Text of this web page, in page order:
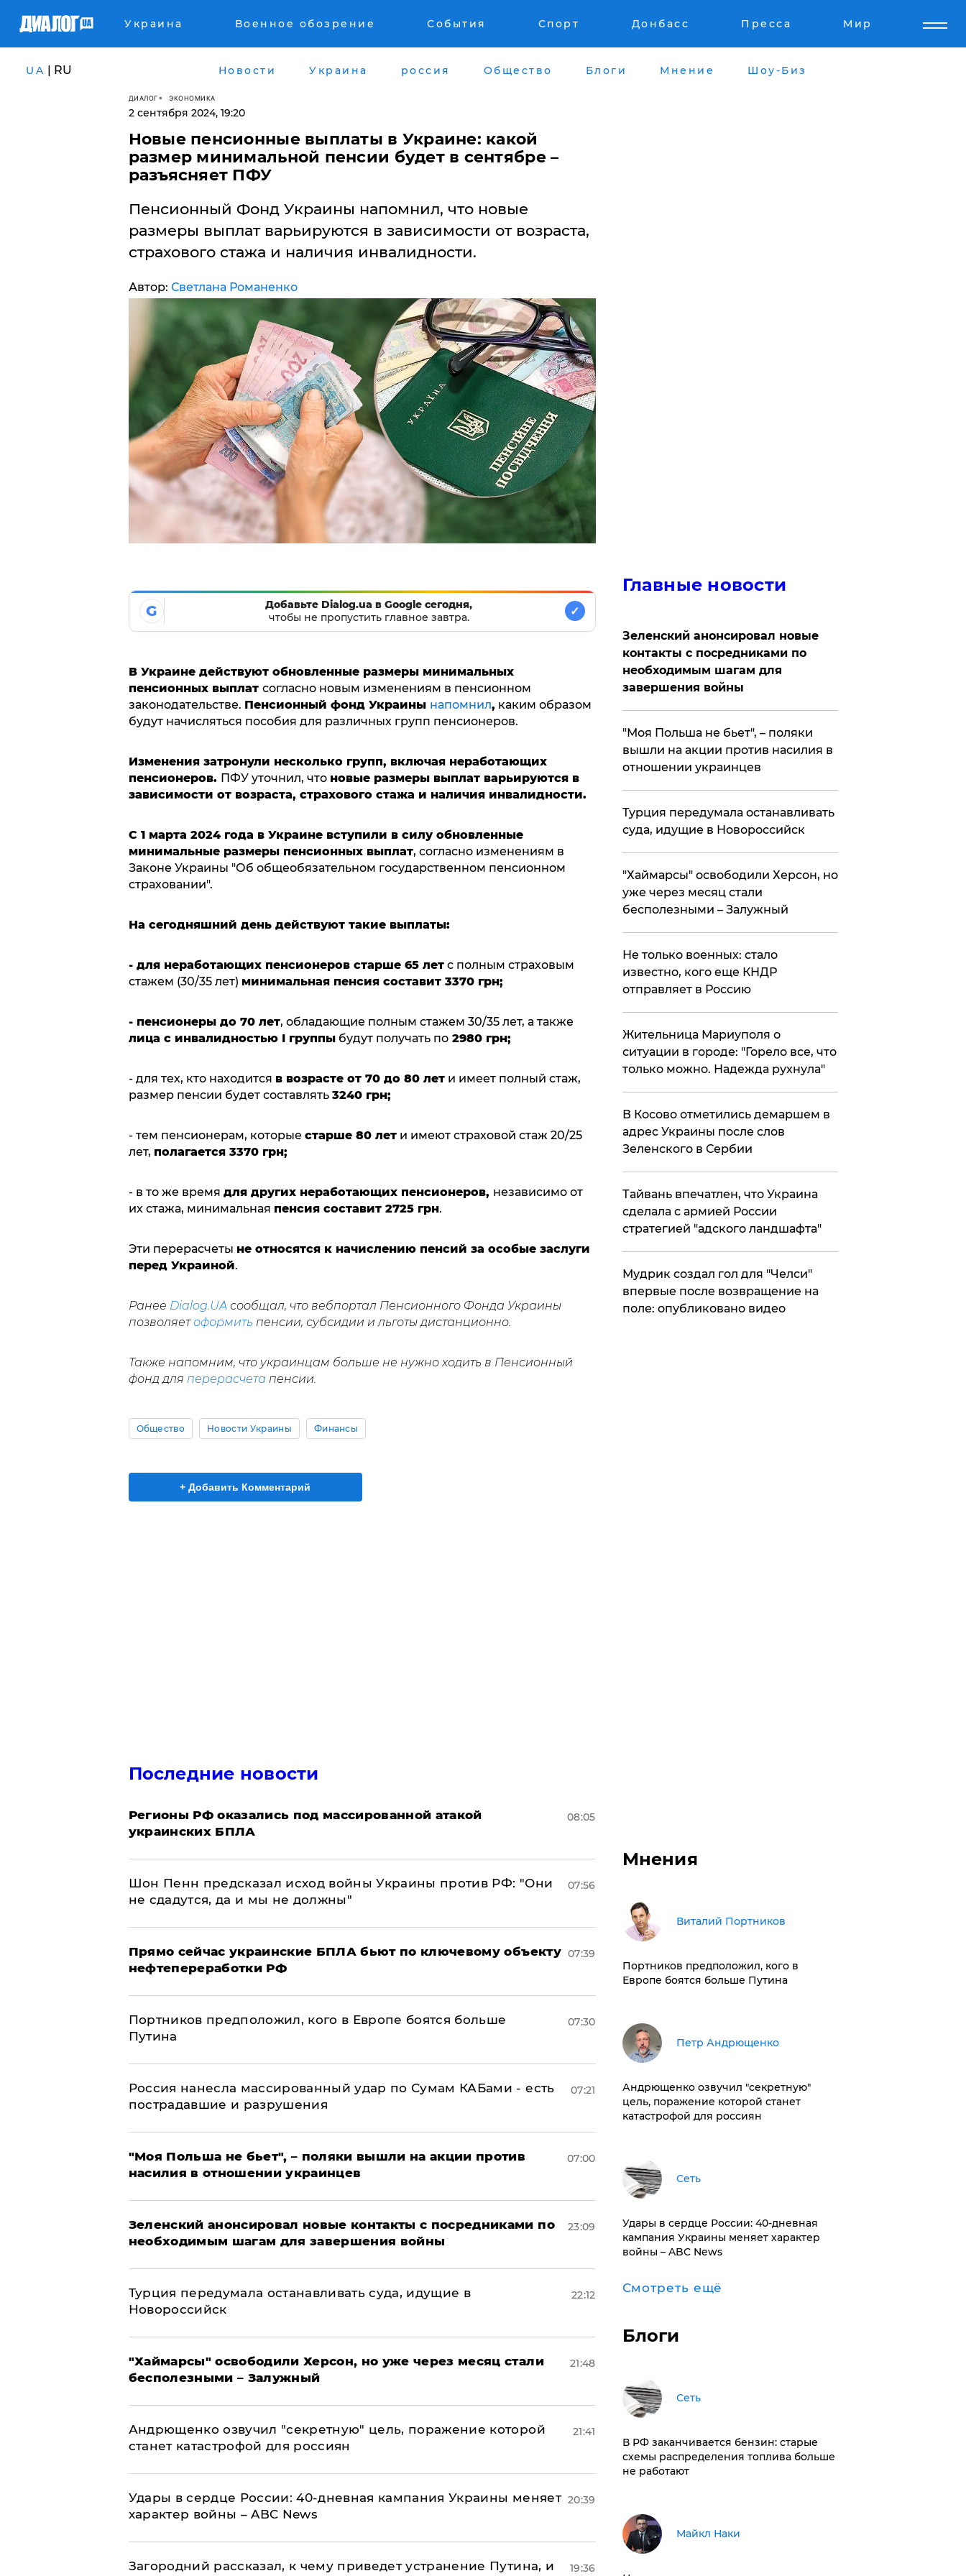
Украина Военное обозрение События Спорт Донбасс Пресса Мир
UA | RU Новости Украина россия Общество Блоги Мнение Шоу-Биз
ДИАЛОГ ЭКОНОМИКА
2 сентября 2024, 19:20
Новые пенсионные выплаты в Украине: какой
размер минимальной пенсии будет в сентябре –
разъясняет ПФУ
Пенсионный Фонд Украины напомнил, что новые
размеры выплат варьируются в зависимости от возраста,
страхового стажа и наличия инвалидности.
Автор: Светлана Романенко
G
Добавьте Dialog.ua в Google сегодня,
чтобы не пропустить главное завтра.
✓
ВУкраине действуют обновленные размеры минимальных
пенсионных выплат согласно новым изменениям в пенсионном
законодательстве. Пенсионный фонд Украины напомнил, каким образом
будут начисляться пособия для различных групп пенсионеров.
Изменения затронули несколько групп, включая неработающих
пенсионеров. ПФУ уточнил, что новые размеры выплат варьируются в
зависимости от возраста, страхового стажа и наличия инвалидности.
С 1 марта 2024 года в Украине вступили в силу обновленные
минимальные размеры пенсионных выплат, согласно изменениям в
Законе Украины "Об общеобязательном государственном пенсионном
страховании".
На сегодняшний день действуют такие выплаты:
- для неработающих пенсионеров старше 65 летс полным страховым
стажем (30/35 лет) минимальная пенсия составит 3370 грн;
- пенсионеры до 70 лет, обладающие полным стажем 30/35 лет, а также
лица с инвалидностью I группыбудут получать по2980 грн;
- для тех, кто находится в возрасте от 70 до 80 лети имеет полный стаж,
размер пенсии будет составлять 3240 грн;
- тем пенсионерам, которые старше 80 лети имеют страховой стаж 20/25
лет, полагается 3370 грн;
- в то же время для других неработающих пенсионеров, независимо от
их стажа, минимальная пенсия составит 2725 грн.
Эти перерасчеты не относятся к начислению пенсий за особые заслуги
перед Украиной.
Ранее Dialog.UAсообщал, что вебпортал Пенсионного Фонда Украины
позволяет оформить пенсии, субсидии и льготы дистанционно.
Также напомним, что украинцам больше не нужно ходить в Пенсионный
фонд для перерасчета пенсии.
Общество Новости Украины Финансы
+ Добавить Комментарий
Последние новости
Регионы РФ оказались под массированной атакой
украинских БПЛА
08:05
Шон Пенн предсказал исход войны Украины против РФ: "Они
не сдадутся, да и мы не должны"
07:56
Прямо сейчас украинские БПЛА бьют по ключевому объекту
нефтепереработки РФ
07:39
Портников предположил, кого в Европе боятся больше
Путина
07:30
Россия нанесла массированный удар по Сумам КАБами - есть
пострадавшие и разрушения
07:21
"Моя Польша не бьет", – поляки вышли на акции против
насилия в отношении украинцев
07:00
Зеленский анонсировал новые контакты с посредниками по
необходимым шагам для завершения войны
23:09
Турция передумала останавливать суда, идущие в
Новороссийск
22:12
"Хаймарсы" освободили Херсон, но уже через месяц стали
бесполезными – Залужный
21:48
Андрющенко озвучил "секретную" цель, поражение которой
станет катастрофой для россиян
21:41
Удары в сердце России: 40-дневная кампания Украины меняет
характер войны – ABC News
20:39
Загородний рассказал, к чему приведет устранение Путина, и
19:36
Главные новости
Зеленский анонсировал новые
контакты с посредниками по
необходимым шагам для
завершения войны
"Моя Польша не бьет", – поляки
вышли на акции против насилия в
отношении украинцев
Турция передумала останавливать
суда, идущие в Новороссийск
"Хаймарсы" освободили Херсон, но
уже через месяц стали
бесполезными – Залужный
Не только военных: стало
известно, кого еще КНДР
отправляет в Россию
Жительница Мариуполя о
ситуации в городе: "Горело все, что
только можно. Надежда рухнула"
В Косово отметились демаршем в
адрес Украины после слов
Зеленского в Сербии
Тайвань впечатлен, что Украина
сделала с армией России
стратегией "адского ландшафта"
Мудрик создал гол для "Челси"
впервые после возвращение на
поле: опубликовано видео
Мнения
Виталий Портников
Портников предположил, кого в
Европе боятся больше Путина
Петр Андрющенко
Андрющенко озвучил "секретную"
цель, поражение которой станет
катастрофой для россиян
Сеть
Удары в сердце России: 40-дневная
кампания Украины меняет характер
войны – ABC News
Смотреть ещё
Блоги
Сеть
​В РФ заканчивается бензин: старые
схемы распределения топлива больше
не работают
Майкл Наки